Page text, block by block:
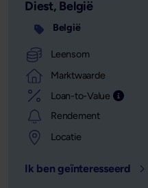
Diest, België
België
Leensom
Marktwaarde
Loan-to-Value
Rendement
Locatie
Ik ben geïnteresseerd -